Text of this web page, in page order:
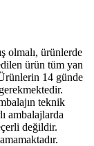
olmalı, ürünlerde
ürün tüm yan
14 günde
teknik
ambalajlarda
değildir.